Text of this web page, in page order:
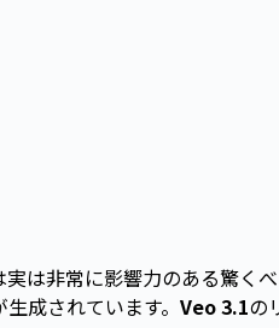
は非常に影響力のある驚く
成されています。 Veo 3.1の